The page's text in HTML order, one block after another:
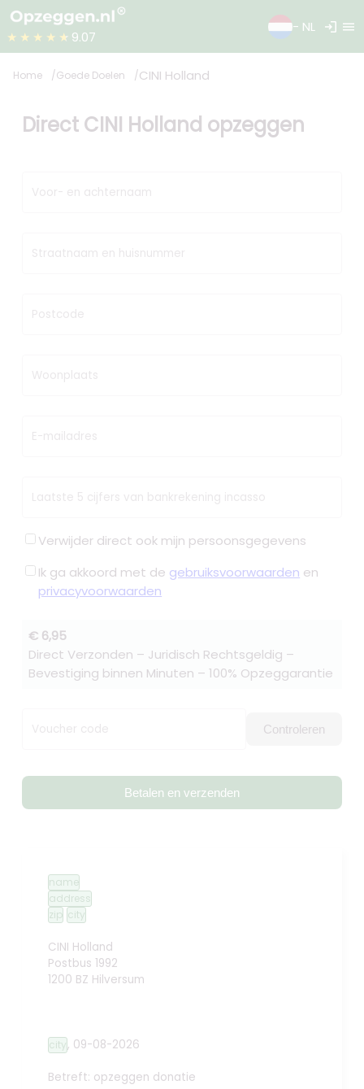
★★★★★ 9.07
- NL login menu
Home Goede Doelen CINI Holland
Direct CINI Holland opzeggen
Voor- en achternaam
Straatnaam en huisnummer
Postcode
Woonplaats
E-mailadres
Laatste 5 cijfers van bankrekening incasso
Verwijder direct ook mijn persoonsgegevens
Ik ga akkoord met de gebruiksvoorwaarden en
privacyvoorwaarden
€ 6,95
Direct Verzonden – Juridisch Rechtsgeldig –
Bevestiging binnen Minuten – 100% Opzeggarantie
Voucher code Controleren
Betalen en verzenden
name
address
zip city
CINI Holland
Postbus 1992
1200 BZ Hilversum
city, 09-08-2026
Betreft: opzeggen donatie